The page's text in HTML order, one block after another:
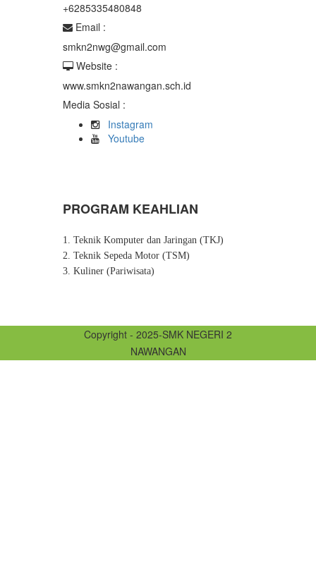
+6285335480848
Email :
smkn2nwg@gmail.com
Website :
www.smkn2nawangan.sch.id
Media Sosial :
Instagram
Youtube
PROGRAM KEAHLIAN
1. Teknik Komputer dan Jaringan (TKJ)
2. Teknik Sepeda Motor (TSM)
3. Kuliner (Pariwisata)
Copyright - 2025-SMK NEGERI 2
NAWANGAN